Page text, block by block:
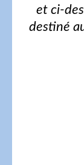
et ci-
destiné